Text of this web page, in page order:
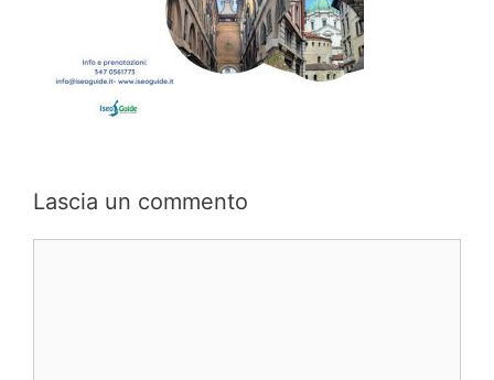
Lascia un commento